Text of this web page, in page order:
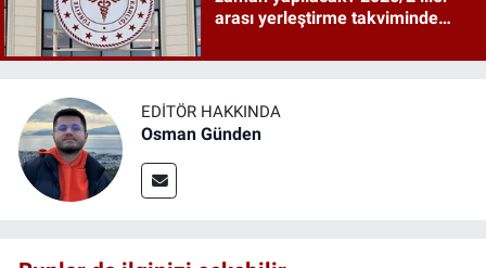
arası yerleştirme takviminde
EDITÖR HAKKINDA
Osman Günden